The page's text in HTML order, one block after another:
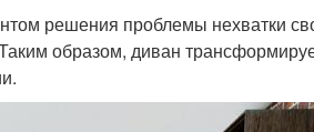
решения проблемы нехватки
образом, диван